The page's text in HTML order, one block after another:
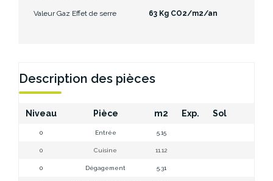
Valeur Gaz Effet de serre 63 Kg CO2/m2/an
Description des pièces
Niveau Pièce m2 Exp. Sol
0 Entrée 5.15
0 Cuisine 11.12
0 Dégagement 5.31